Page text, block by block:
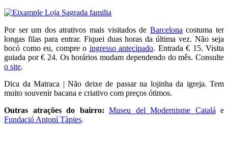
Por ser um dos atrativos mais visitados de Barcelona costuma ter
longas filas para entrar. Fiquei duas horas da última vez. Não seja
bocó como eu, compre o ingresso antecipado. Entrada € 15. Visita
guiada por € 24. Os horários mudam dependendo do mês. Consulte
o site.
Dica da Matraca | Não deixe de passar na lojinha da igreja. Tem
muito souvenir bacana e criativo com preços ótimos.
Outras atrações do bairro: Museu del Modernisme Catalá e
Fundació Antoní Tàpies.